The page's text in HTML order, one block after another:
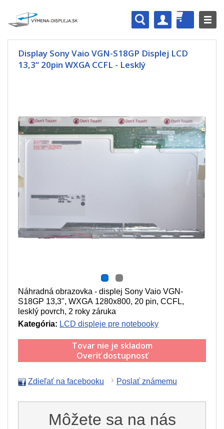
Display Sony Vaio VGN-S18GP Displej LCD
13,3“ 20pin WXGA CCFL - Lesklý
Náhradná obrazovka - displej Sony Vaio VGN-
S18GP 13,3", WXGA 1280x800, 20 pin, CCFL,
lesklý povrch, 2 roky záruka
Kategória: LCD displeje pre notebooky
Tovar nie je skladom
Overiť dostupnosť
Zdieľať na facebooku Poslať známemu
Môžete sa na nás